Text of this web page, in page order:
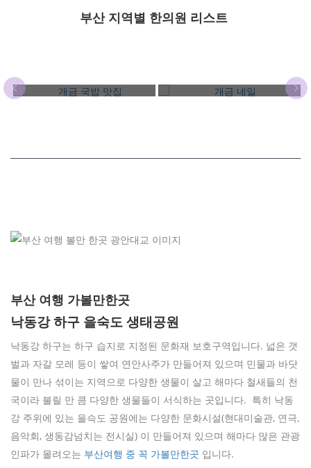
부산 지역별 한의원 리스트
부산 여행 가볼만한곳
낙동강 하구 을숙도 생태공원
낙동강 하구는 하구 습지로 지정된 문화재 보호구역입니다. 넓은 갯
벌과 자갈 모레 등이 쌓여 연안사주가 만들어져 있으며 민물과 바닷
물이 만나 섞이는 지역으로 다양한 생물이 살고 해마다 철새들의 천
국이라 불릴 만 큼 다양한 생물들이 서식하는 곳입니다. 특히 낙동
강 주위에 있는 을슥도 공원에는 다양한 문화시설(현대미술관, 연극,
음악회, 생동감넘치는 전시실) 이 만들어져 있으며 해마다 많은 관광
인파가 몰려오는 부산여행 중 꼭 가볼만한곳 입니다.